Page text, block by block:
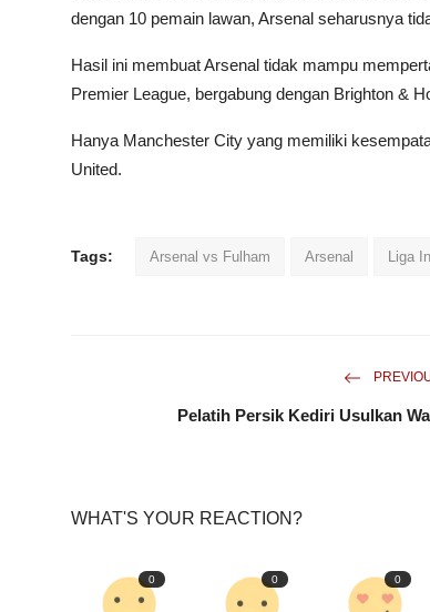
dengan 10 pemain lawan, Arsenal seharusnya
Hasil ini membuat Arsenal tidak mampu
Premier League, bergabung dengan Brighton &
Hanya Manchester City yang memiliki
United.
Tags: Arsenal vs Fulham Arsenal Liga
Pelatih Persik Kediri Usulkan
WHAT'S YOUR REACTION?
0 0 0